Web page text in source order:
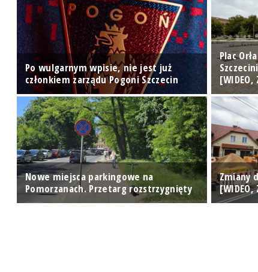
Po wulgarnym wpisie, nie jest już
członkiem zarządu Pogoni Szczecin
Plac
[WIDEO,
Nowe miejsca parkingowe na
Pomorzanach. Przetarg rozstrzygnięty
Zmiany
[WIDEO,